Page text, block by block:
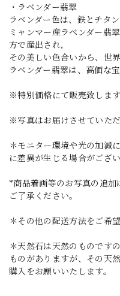
・ラベンダー翡翠
ラベンダー色は、鉄とチタ
ミャンマー産ラベンダー翡
方で産出され,
その美しい色合いから、世
ラベンダー翡翠は、高価な
※特別価格にて販売致します
※写真はお届けさせていた
＊モニター環境や光の加減
に差異が生じる場合がござい
*商品着画等のお写真の追加
ご了承ください。
＊その他の配送方法をご希
＊天然石は天然のものです
ものがありますが、その天
購入をお願いいたします。